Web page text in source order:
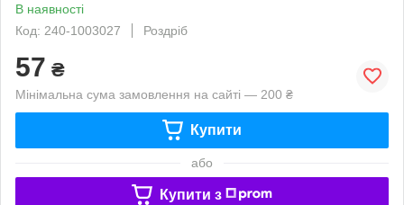
В наявності
Код: 240-1003027
Роздріб
57 ₴
Мінімальна сума замовлення на сайті — 200 ₴
Купити
або
Купити з